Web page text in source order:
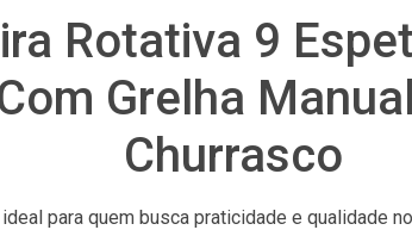
Rotativa 9
Grelha
Churrasco
para quem busca praticidade e qualidade